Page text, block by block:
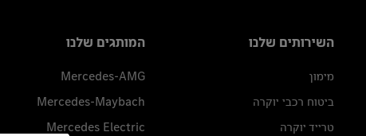
השירותים שלנו
מימון
ביטוח רכבי יוקרה
טרייד יוקרה
המותגים שלנו
Mercedes-AMG
Mercedes-Maybach
Mercedes Electric